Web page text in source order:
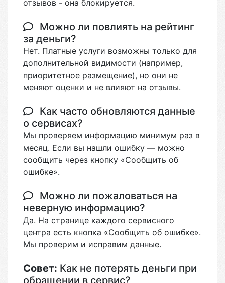
отзывов - она блокируется.
Можно ли повлиять на рейтинг
за деньги?
Нет. Платные услуги возможны только для
дополнительной видимости (например,
приоритетное размещение), но они не
меняют оценки и не влияют на отзывы.
Как часто обновляются данные
о сервисах?
Мы проверяем информацию минимум раз в
месяц. Если вы нашли ошибку — можно
сообщить через кнопку «Сообщить об
ошибке».
Можно ли пожаловаться на
неверную информацию?
Да. На странице каждого сервисного
центра есть кнопка «Сообщить об ошибке».
Мы проверим и исправим данные.
Совет: Как не потерять деньги при
обращении в сервис?